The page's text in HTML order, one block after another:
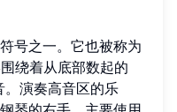
号之一。它也被称为
绕着从底部数起的
演奏高音区的乐